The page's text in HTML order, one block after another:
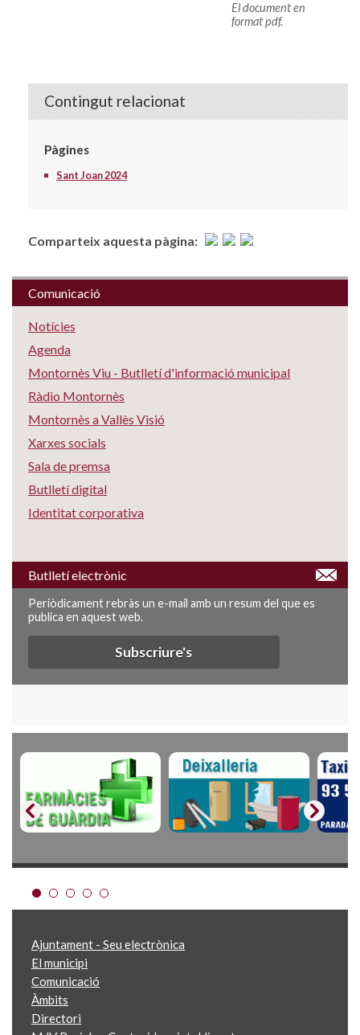
El document en
format pdf.
Contingut relacionat
Pàgines
Sant Joan 2024
Comparteix aquesta pàgina:
Comunicació
Notícies
Agenda
Montornès Viu - Butlletí d'informació municipal
Ràdio Montornès
Montornès a Vallès Visió
Xarxes socials
Sala de premsa
Butlletí digital
Identitat corporativa
Butlletí electrònic
Periòdicament rebràs un e-mail amb un resum del que es
publica en aquest web.
Subscriure's
Ajuntament - Seu electrònica
El municipi
Comunicació
Àmbits
Directori